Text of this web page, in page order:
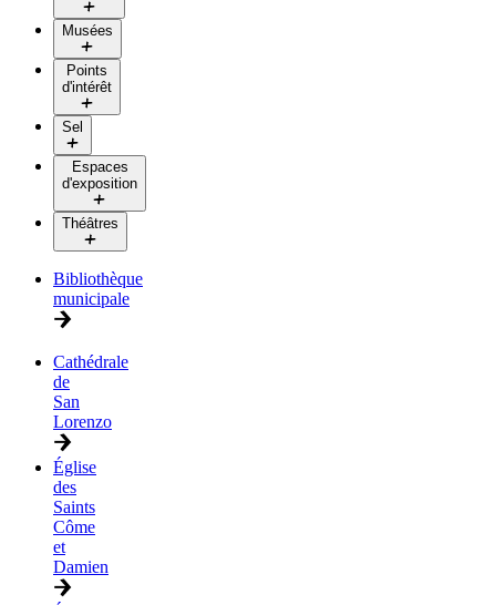
Musées
Points
d'intérêt
Sel
Espaces
d'exposition
Théâtres
Bibliothèque
municipale
Cathédrale
de
San
Lorenzo
Église
des
Saints
Côme
et
Damien